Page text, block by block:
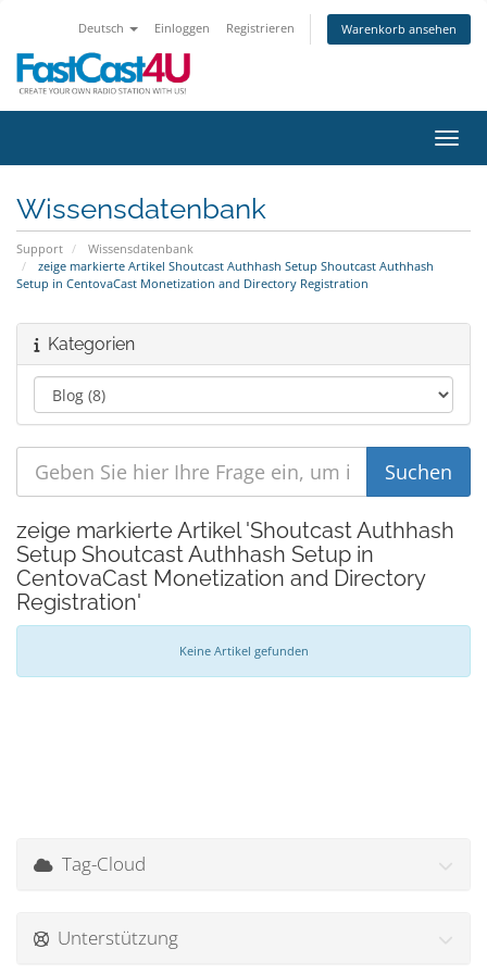
Deutsch Einloggen Registrieren Warenkorb ansehen
Wissensdatenbank
Support
Wissensdatenbank
zeige markierte Artikel Shoutcast Authhash Setup Shoutcast Authhash
Setup in CentovaCast Monetization and Directory Registration
Kategorien
zeige markierte Artikel 'Shoutcast Authhash
Setup Shoutcast Authhash Setup in
CentovaCast Monetization and Directory
Registration'
Keine Artikel gefunden
Tag-Cloud
Unterstützung